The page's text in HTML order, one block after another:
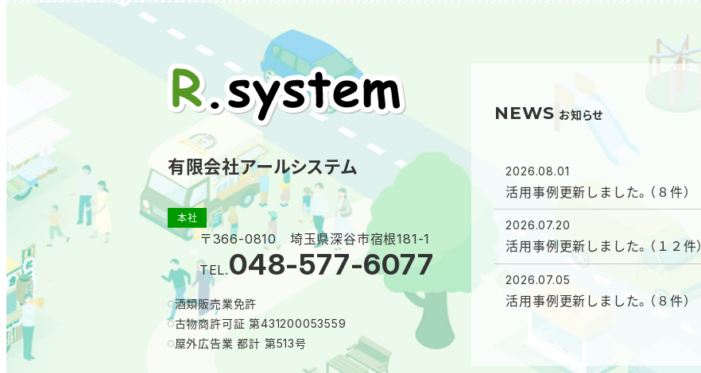
有限会社アールシステム
本社
〒366-0810 埼玉県深谷市宿根181-1
TEL.048-577-6077
酒類販売業免許
古物商許可証 第431200053559
屋外広告業 都計 第513号
NEWS お知らせ
2026.08.01
活用事例更新しました。（８件）
2026.07.20
活用事例更新しました。（１２件）
2026.07.05
活用事例更新しました。（８件）